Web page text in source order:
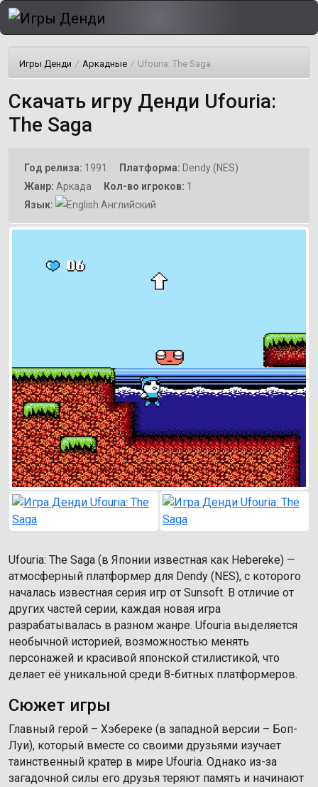
Игры Денди / Аркадные / Ufouria: The Saga
Скачать игру Денди Ufouria:
The Saga
Год релиза: 1991 Платформа: Dendy (NES)
Жанр: Аркада Кол-во игроков: 1
Язык:
Английский
Ufouria: The Saga (в Японии известная как Hebereke) —
атмосферный платформер для Dendy (NES), с которого
началась известная серия игр от Sunsoft. В отличие от
других частей серии, каждая новая игра
разрабатывалась в разном жанре. Ufouria выделяется
необычной историей, возможностью менять
персонажей и красивой японской стилистикой, что
делает её уникальной среди 8-битных платформеров.
Сюжет игры
Главный герой – Хэбереке (в западной версии – Боп-
Луи), который вместе со своими друзьями изучает
таинственный кратер в мире Ufouria. Однако из-за
загадочной силы его друзья теряют память и начинают